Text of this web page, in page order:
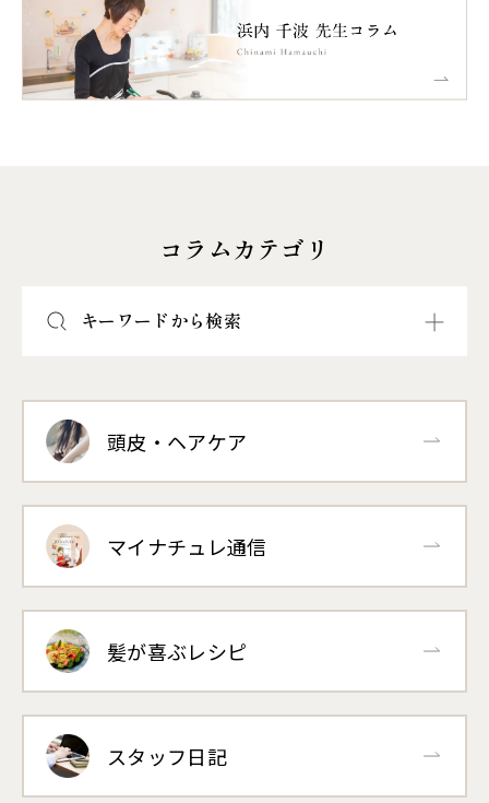
コラムカテゴリ
キーワードから検索
頭皮・ヘアケア
マイナチュレ通信
髪が喜ぶレシピ
スタッフ日記